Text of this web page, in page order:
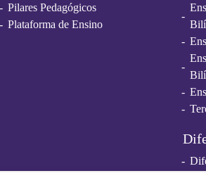
Pilares Pedagógicos
Plataforma de Ensino